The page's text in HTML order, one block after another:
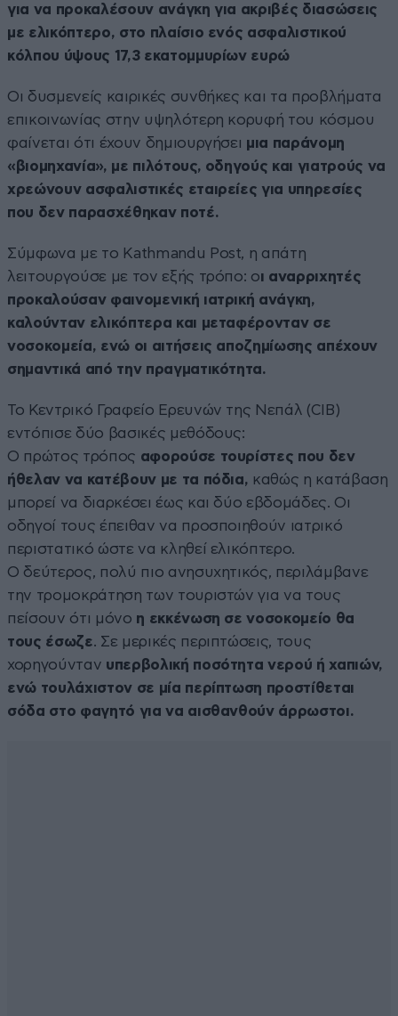
για να προκαλέσουν ανάγκη για ακριβές διασώσεις
με ελικόπτερο, στο πλαίσιο ενός ασφαλιστικού
κόλπου ύψους 17,3 εκατομμυρίων ευρώ
Οι δυσμενείς καιρικές συνθήκες και τα προβλήματα
επικοινωνίας στην υψηλότερη κορυφή του κόσμου
φαίνεται ότι έχουν δημιουργήσει μια παράνομη
«βιομηχανία», με πιλότους, οδηγούς και γιατρούς να
χρεώνουν ασφαλιστικές εταιρείες για υπηρεσίες
που δεν παρασχέθηκαν ποτέ.
Σύμφωνα με το Kathmandu Post, η απάτη
λειτουργούσε με τον εξής τρόπο: οι αναρριχητές
προκαλούσαν φαινομενική ιατρική ανάγκη,
καλούνταν ελικόπτερα και μεταφέρονταν σε
νοσοκομεία, ενώ οι αιτήσεις αποζημίωσης απέχουν
σημαντικά από την πραγματικότητα.
Το Κεντρικό Γραφείο Ερευνών της Νεπάλ (CIB)
εντόπισε δύο βασικές μεθόδους:
Ο πρώτος τρόπος αφορούσε τουρίστες που δεν
ήθελαν να κατέβουν με τα πόδια, καθώς η κατάβαση
μπορεί να διαρκέσει έως και δύο εβδομάδες. Οι
οδηγοί τους έπειθαν να προσποιηθούν ιατρικό
περιστατικό ώστε να κληθεί ελικόπτερο.
Ο δεύτερος, πολύ πιο ανησυχητικός, περιλάμβανε
την τρομοκράτηση των τουριστών για να τους
πείσουν ότι μόνο η εκκένωση σε νοσοκομείο θα
τους έσωζε. Σε μερικές περιπτώσεις, τους
χορηγούνταν υπερβολική ποσότητα νερού ή χαπιών,
ενώ τουλάχιστον σε μία περίπτωση προστίθεται
σόδα στο φαγητό για να αισθανθούν άρρωστοι.